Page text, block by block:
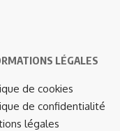
LÉGALES
de cookies
de confidentialité
légales